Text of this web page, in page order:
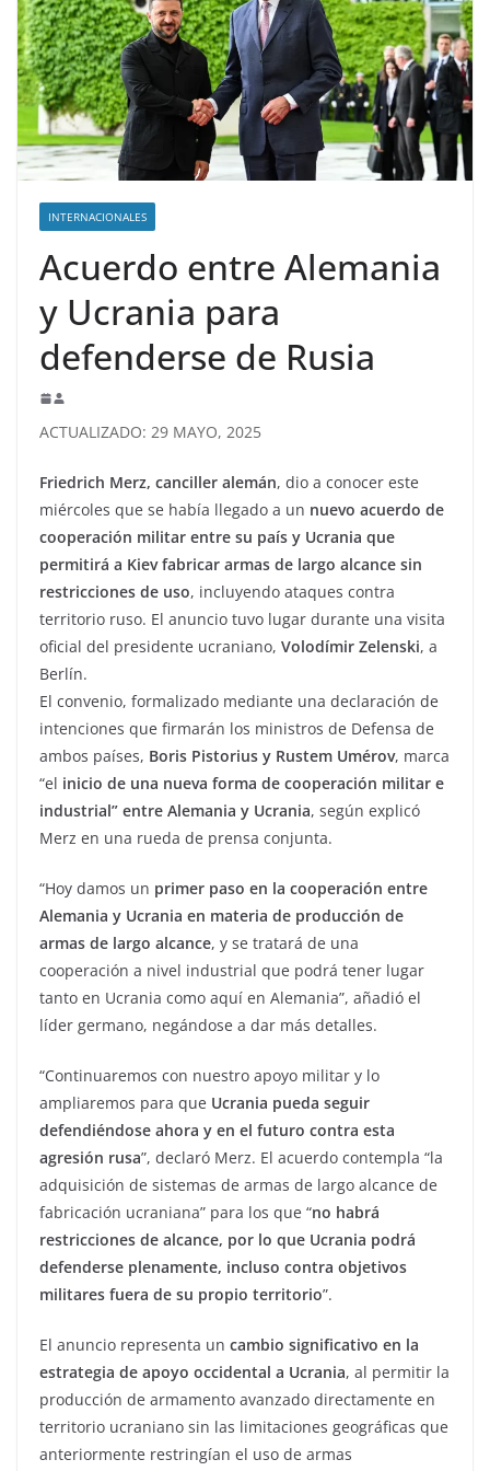
INTERNACIONALES
Acuerdo entre Alemania
y Ucrania para
defenderse de Rusia
ACTUALIZADO: 29 MAYO, 2025
Friedrich Merz, canciller alemán, dio a conocer este
miércoles que se había llegado a un nuevo acuerdo de
cooperación militar entre su país y Ucrania que
permitirá a Kiev fabricar armas de largo alcance sin
restricciones de uso, incluyendo ataques contra
territorio ruso. El anuncio tuvo lugar durante una visita
oficial del presidente ucraniano, Volodímir Zelenski, a
Berlín.
El convenio, formalizado mediante una declaración de
intenciones que firmarán los ministros de Defensa de
ambos países, Boris Pistorius y Rustem Umérov, marca
“el inicio de una nueva forma de cooperación militar e
industrial” entre Alemania y Ucrania, según explicó
Merz en una rueda de prensa conjunta.
“Hoy damos un primer paso en la cooperación entre
Alemania y Ucrania en materia de producción de
armas de largo alcance, y se tratará de una
cooperación a nivel industrial que podrá tener lugar
tanto en Ucrania como aquí en Alemania”, añadió el
líder germano, negándose a dar más detalles.
“Continuaremos con nuestro apoyo militar y lo
ampliaremos para que Ucrania pueda seguir
defendiéndose ahora y en el futuro contra esta
agresión rusa”, declaró Merz. El acuerdo contempla “la
adquisición de sistemas de armas de largo alcance de
fabricación ucraniana” para los que “no habrá
restricciones de alcance, por lo que Ucrania podrá
defenderse plenamente, incluso contra objetivos
militares fuera de su propio territorio”.
El anuncio representa un cambio significativo en la
estrategia de apoyo occidental a Ucrania, al permitir la
producción de armamento avanzado directamente en
territorio ucraniano sin las limitaciones geográficas que
anteriormente restringían el uso de armas